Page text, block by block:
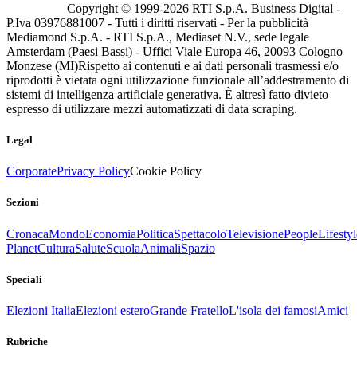
Copyright © 1999-2026 RTI S.p.A. Business Digital -
P.Iva 03976881007 - Tutti i diritti riservati - Per la pubblicità
Mediamond S.p.A. - RTI S.p.A., Mediaset N.V., sede legale
Amsterdam (Paesi Bassi) - Uffici Viale Europa 46, 20093 Cologno
Monzese (MI)Rispetto ai contenuti e ai dati personali trasmessi e/o
riprodotti è vietata ogni utilizzazione funzionale all’addestramento di
sistemi di intelligenza artificiale generativa. È altresì fatto divieto
espresso di utilizzare mezzi automatizzati di data scraping.
Legal
CorporatePrivacy PolicyCookie Policy
Sezioni
CronacaMondoEconomiaPoliticaSpettacoloTelevisionePeople
PlanetCulturaSaluteScuolaAnimaliSpazio
Speciali
Elezioni ItaliaElezioni esteroGrande FratelloL'isola dei famosiAmici
Rubriche